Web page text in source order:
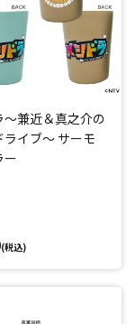
～兼近＆真之介の
ライブ～ サーモ
ー
(税込)